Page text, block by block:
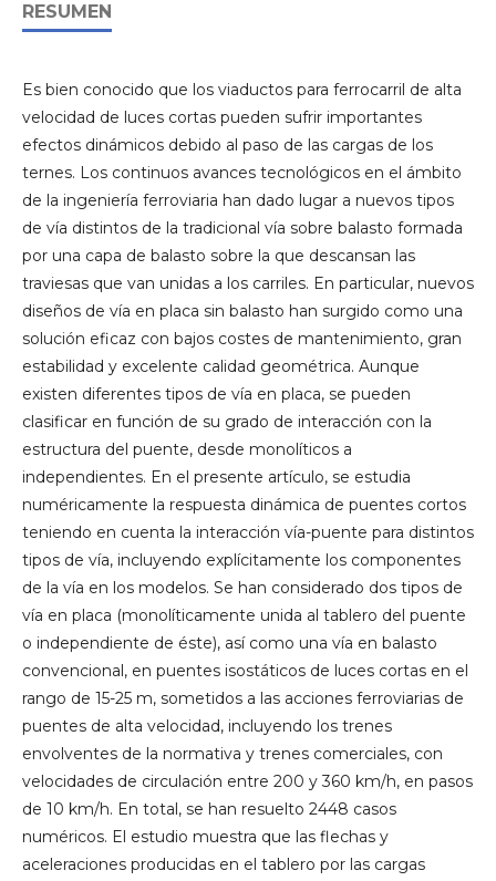
RESUMEN
Es bien conocido que los viaductos para ferrocarril de alta
velocidad de luces cortas pueden sufrir importantes
efectos dinámicos debido al paso de las cargas de los
ternes. Los continuos avances tecnológicos en el ámbito
de la ingeniería ferroviaria han dado lugar a nuevos tipos
de vía distintos de la tradicional vía sobre balasto formada
por una capa de balasto sobre la que descansan las
traviesas que van unidas a los carriles. En particular, nuevos
diseños de vía en placa sin balasto han surgido como una
solución eficaz con bajos costes de mantenimiento, gran
estabilidad y excelente calidad geométrica. Aunque
existen diferentes tipos de vía en placa, se pueden
clasificar en función de su grado de interacción con la
estructura del puente, desde monolíticos a
independientes. En el presente artículo, se estudia
numéricamente la respuesta dinámica de puentes cortos
teniendo en cuenta la interacción vía-puente para distintos
tipos de vía, incluyendo explícitamente los componentes
de la vía en los modelos. Se han considerado dos tipos de
vía en placa (monolíticamente unida al tablero del puente
o independiente de éste), así como una vía en balasto
convencional, en puentes isostáticos de luces cortas en el
rango de 15-25 m, sometidos a las acciones ferroviarias de
puentes de alta velocidad, incluyendo los trenes
envolventes de la normativa y trenes comerciales, con
velocidades de circulación entre 200 y 360 km/h, en pasos
de 10 km/h. En total, se han resuelto 2448 casos
numéricos. El estudio muestra que las flechas y
aceleraciones producidas en el tablero por las cargas